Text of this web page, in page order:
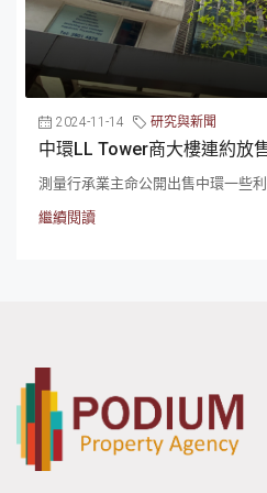
2024-11-14 研究與新聞
中環LL Tower商大樓連約放
測量行承業主命公開出售中環一些利
繼續閱讀